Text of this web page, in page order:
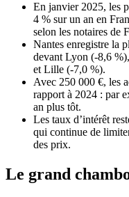
En janvier 2025, les
4 % sur un an en
selon les notaires de
Nantes enregistre la
devant Lyon (-8,6
et Lille (-7,0 %).
Avec 250 000 €, les
rapport à 2024 : par
an plus tôt.
Les taux d’intérêt
qui continue de
des prix.
Le grand